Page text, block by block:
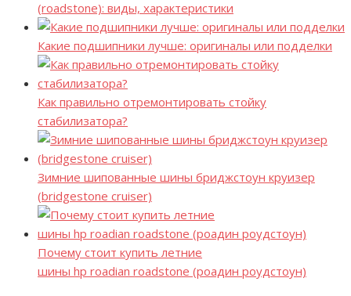
(roadstone): виды, характеристики
Какие подшипники лучше: оригиналы или подделки
Как правильно отремонтировать стойку
стабилизатора?
Зимние шипованные шины бриджстоун круизер
(bridgestone cruiser)
Почему стоит купить летние
шины hp roadian roadstone (роадин роудстоун)